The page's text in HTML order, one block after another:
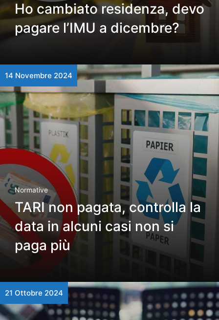
Ho cambiato residenza, devo
pagare l’IMU a dicembre?
14 Novembre 2024
Normative
TARI non pagata, controlla la
data in alcuni casi non si
paga più
21 Ottobre 2024